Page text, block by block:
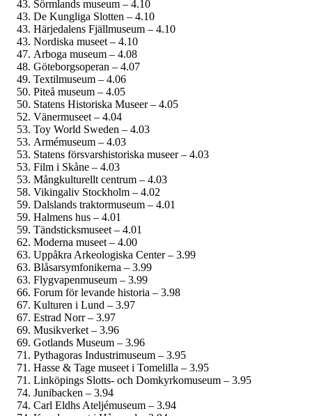
Sörmlands museum – 4.10
De Kungliga Slotten – 4.10
Härjedalens Fjällmuseum – 4.10
Nordiska museet – 4.10
Arboga museum – 4.08
Göteborgs­operan – 4.07
Textilmuseum – 4.06
Piteå museum – 4.05
Statens Historiska Museer – 4.05
Vänermuseet – 4.04
Toy World Sweden – 4.03
Armé­museum – 4.03
Statens försvars­historiska museer – 4.03
Film i Skåne – 4.03
Mångkulturellt centrum – 4.03
Vikingaliv Stockholm – 4.02
Dalslands traktormuseum – 4.01
Halmens hus – 4.01
Tändsticks­museet – 4.01
Moderna museet – 4.00
Uppåkra Arkeologiska Center – 3.99
Blåsar­symfonikerna – 3.99
Flygvapen­museum – 3.99
Forum för levande historia – 3.98
Kulturen i Lund – 3.97
Estrad Norr – 3.97
Musikverket – 3.96
Gotlands Museum – 3.96
Pythagoras Industrimuseum – 3.95
Hasse & Tage museet i Tomelilla – 3.95
Linköpings Slotts- och Domkyrko­museum – 3.95
Junibacken – 3.94
Carl Eldhs Ateljémuseum – 3.94